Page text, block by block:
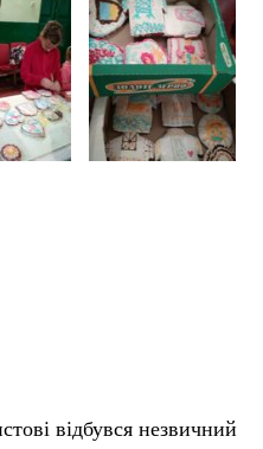
відбувся незвичний